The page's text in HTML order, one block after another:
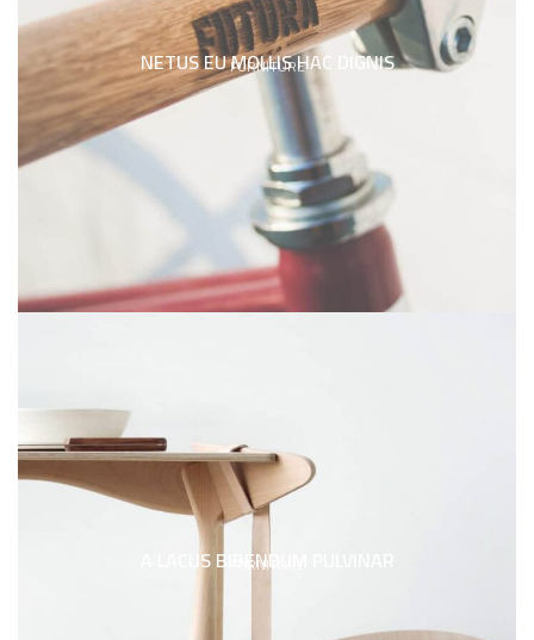
FURNITURE
NETUS EU MOLLIS HAC DIGNIS
FURNITURE
A LACUS BIBENDUM PULVINAR